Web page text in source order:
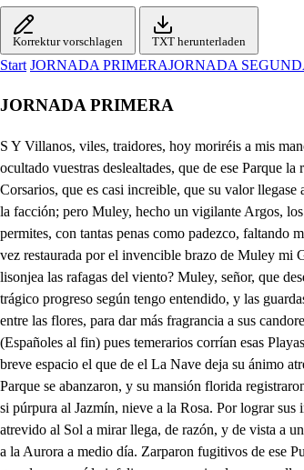
Korrektur vorschlagen TXT herunterladen
Start JORNADA PRIMERAJORNADA
JORNADA PRIMERA
S Y Villanos, viles, traidores, hoy moriréis a mis manos, pues intentáis alevosos ocultar con vuestro engaño, que falta Aurora de Argel, que falta el bien que idolatro en mi hija; ya he sabido, por más que lo han ocultado vuestras deslealtades, que de ese Parque la robaron unos aleves Piratas: zob mas cómo, infames villanos, fue tanto vuestro descuido? Señor, fue tan impensado el desesperado arrojo de los astutos. Corsarios, que es casi increible, que su valor llegase a tanto, que a la Princesa robasen estando en el Parque, cuando las centinelas, y guardas se rendían al descanso en el rigor de la fiesta, y en este tiempo lograron la facción; pero Muley, hecho un vigilante Argos, los sigue en la Capitana, desde el tiempo que ha faltado de Argel vuestra Real Alteza. Suspénduse vuestro labio. Cómo, Profeta Mahoma, este dolón, este agravio permites, con tantas penas como padezco, faltando mi hija Aurora, pues sus luces dejan en eterno caos, cuanto domina en el Orbe el Gran Señor Otomano? Pero confiado vivo la he de ver en mi Palacio segunda vez restaurada por el invencible brazo de Muley mi General, a el cual le ofrecí su mano por premio de sus hazañas; y si él como interesado no la restaura, mi Reino vivirá en eterno llanto: mas qué belico acento lisonjea las rafagas del viento? Muley, señor, que desembarca ufano, que viene de seguir al vil Cristiano. Dame a besar, señor, vuestra Real (planta. A mis brazos levanta, y tu labio refiera este suceso. Oye, señor, es trágico progreso según tengo entendido, y las guardas del Parque han referido. Bajando la Princesa a los jardines de tu Alcázar, señor, cuyos confines se unen con el Parque, y la Marina, sola se determina quedarse entre las flores, para dar más fragrancia a sus candores, a tiempo que la puerta, que ese piélago baña, quedó abierta, que tal inadvertencia, fue del Eslacaso providencia. A este tiempo, señor, unos Corsarios, (Españoles al fin) pues temerarios corrían esas Playas arenosas, Campañas de Neptuno procelosas: ganaron, gran señor, una enseñada, y en ella consiguiendo una emboscada dista. del Palacio a la vista (por ser muy breve espacio el que de el La Nave deja su ánimo atrevido, y habiendo de más cerca conocido, de céspedes, y sauces amparados, que yacen descuidados centinelas, y guardas sin recelo, con temerario anhelo al Parque se abanzaron, y su mansión florida registraron. Al Jlegar codiciosos a una fuente, (que era de unos rosales